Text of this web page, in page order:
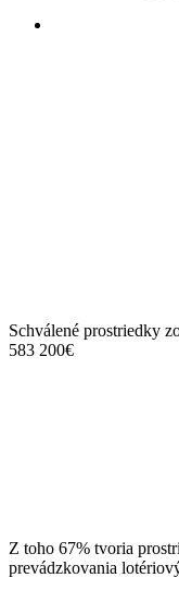
Schválené prostriedky
583 200€
Z toho 67% tvoria
prevádzkovania